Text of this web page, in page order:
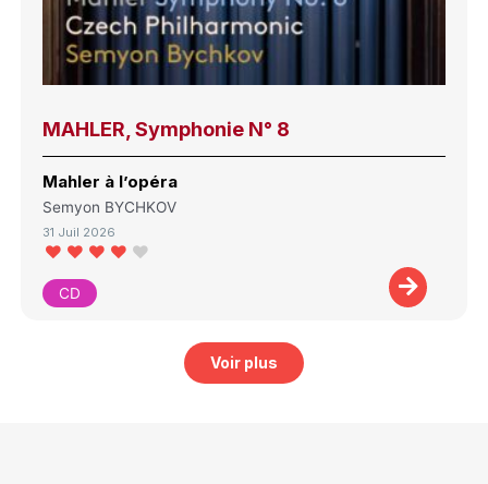
MAHLER, Symphonie N° 8
Mahler à l’opéra
Semyon BYCHKOV
31 Juil 2026
CD
Voir plus